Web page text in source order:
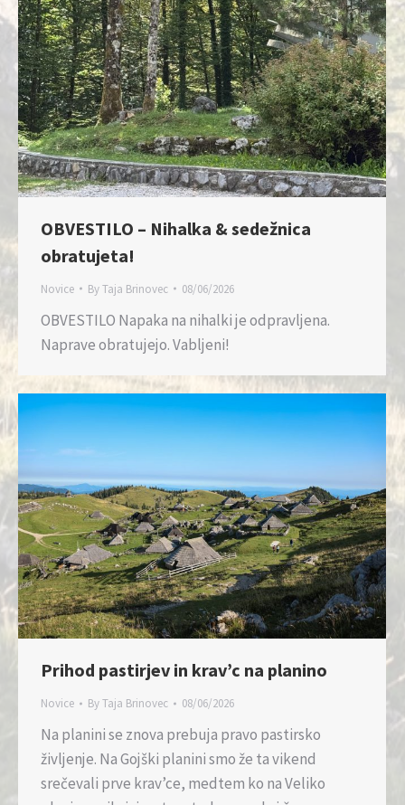
OBVESTILO – Nihalka & sedežnica
obratujeta!
Novice ByTaja Brinovec 08/06/2026
OBVESTILO Napaka na nihalki je odpravljena.
Naprave obratujejo. Vabljeni!
Prihod pastirjev in krav’c na planino
Novice ByTaja Brinovec 08/06/2026
Na planini se znova prebuja pravo pastirsko
življenje. Na Gojški planini smo že ta vikend
srečevali prve krav’ce, medtem ko na Veliko